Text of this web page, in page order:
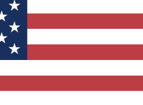
regional que
de mercadotecnia y
APAC. Abbie ahora
en Hong Kong con
y perspectivas más